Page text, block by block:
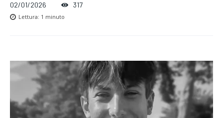
02/01/2026 317
Lettura: 1 minuto